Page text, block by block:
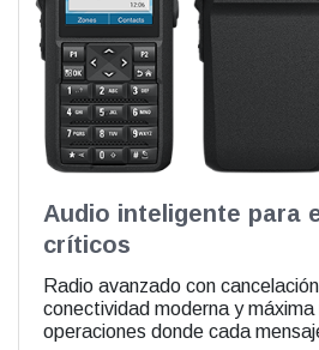
Audio inteligente para
críticos
Radio avanzado con
conectividad moderna y
operaciones donde cada